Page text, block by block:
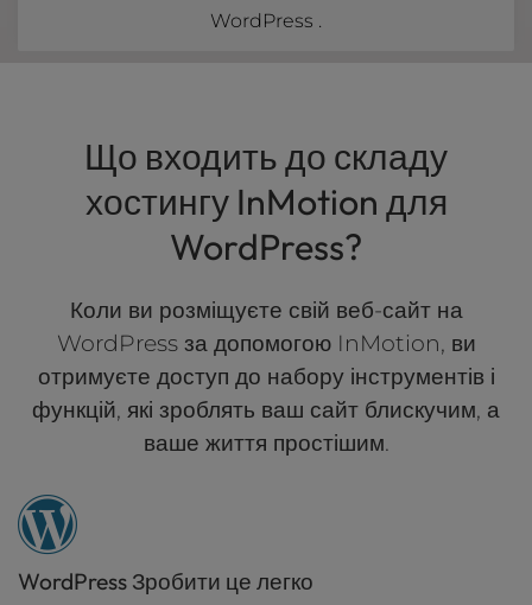
WordPress .
Що входить до складу
хостингу InMotion для
WordPress?
Коли ви розміщуєте свій веб-сайт на
WordPress за допомогою InMotion, ви
отримуєте доступ до набору інструментів і
функцій, які зроблять ваш сайт блискучим, а
ваше життя простішим.
WordPress Зробити це легко